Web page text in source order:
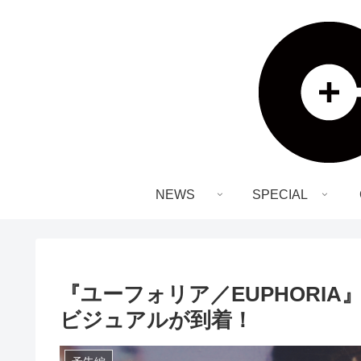
NEWS SPECIAL
『ユーフォリア／EUPHORIA
ビジュアルが到着！